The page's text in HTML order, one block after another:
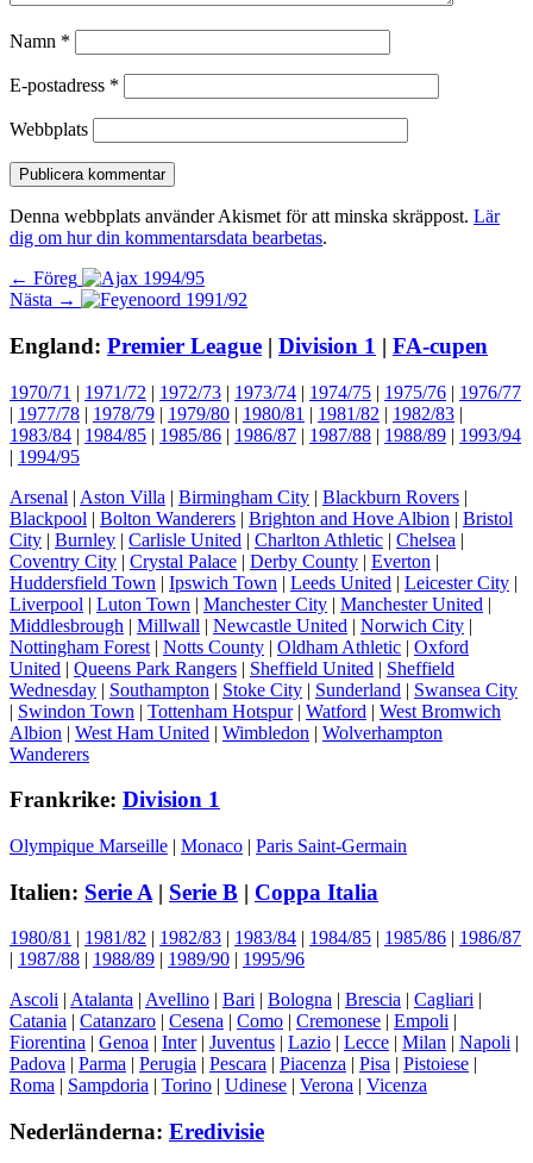
Namn *
E-postadress *
Webbplats
Denna webbplats använder Akismet för att minska skräppost. Lär
dig om hur din kommentarsdata bearbetas.
Inläggsnavigering
← Föreg Föregående
inlägg:
Nästa → Nästa
England: Premier League | Division 1 | FA-cupen
1970/71 | 1971/72 | 1972/73 | 1973/74 | 1974/75 | 1975/76 | 1976/77
| 1977/78 | 1978/79 | 1979/80 | 1980/81 | 1981/82 | 1982/83 |
1983/84 | 1984/85 | 1985/86 | 1986/87 | 1987/88 | 1988/89 | 1993/94
| 1994/95
Arsenal | Aston Villa | Birmingham City | Blackburn Rovers |
Blackpool | Bolton Wanderers | Brighton and Hove Albion | Bristol
City | Burnley | Carlisle United | Charlton Athletic | Chelsea |
Coventry City | Crystal Palace | Derby County | Everton |
Huddersfield Town | Ipswich Town | Leeds United | Leicester City |
Liverpool | Luton Town | Manchester City | Manchester United |
Middlesbrough | Millwall | Newcastle United | Norwich City |
Nottingham Forest | Notts County | Oldham Athletic | Oxford
United | Queens Park Rangers | Sheffield United | Sheffield
Wednesday | Southampton | Stoke City | Sunderland | Swansea City
| Swindon Town | Tottenham Hotspur| Watford | West Bromwich
Albion | West Ham United | Wimbledon | Wolverhampton
Wanderers
Frankrike: Division 1
Olympique Marseille | Monaco | Paris Saint-Germain
Italien: Serie A | Serie B | Coppa Italia
1980/81 | 1981/82 | 1982/83 | 1983/84 | 1984/85 | 1985/86 | 1986/87
| 1987/88 | 1988/89 | 1989/90 | 1995/96
Ascoli | Atalanta | Avellino | Bari | Bologna | Brescia | Cagliari |
Catania | Catanzaro | Cesena | Como | Cremonese | Empoli |
Fiorentina | Genoa | Inter| Juventus | Lazio | Lecce | Milan | Napoli |
Padova | Parma | Perugia | Pescara | Piacenza | Pisa | Pistoiese |
Roma | Sampdoria | Torino | Udinese | Verona | Vicenza
Nederländerna: Eredivisie